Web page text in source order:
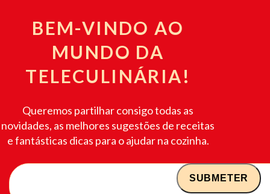
BEM-VINDO AO
MUNDO DA
TELECULINÁRIA!
Queremos partilhar consigo todas as
novidades, as melhores sugestões de receitas
e fantásticas dicas para o ajudar na cozinha.